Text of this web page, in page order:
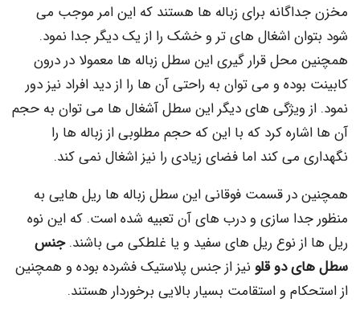
برای زباله ها هستند که این امر موجب می
اشغال های تر و خشک را از یک دیگر جدا نمود.
قرار گیری این سطل زباله ها معمولا در درون
و می توان به راحتی آن ها را از دید افراد نیز دور
ویژگی های دیگر این سطل آشغال ها می توان به حجم
کرد که با این که حجم مطلوبی از زباله ها را
می کند اما فضای زیادی را نیز اشغال نمی کند.
قسمت فوقانی این سطل زباله ها ریل هایی به
سازی و درب های آن تعبیه شده است. که این نوه
نوع ریل های سفید و یا غلطکی می باشند.جنس
دو قلونیز از جنس پلاستیک فشرده بوده و همچنین
و استقامت بسیار بالایی برخوردار هستند.